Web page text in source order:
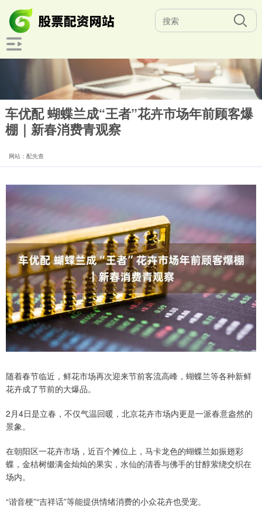
车优配 蝴蝶兰成“王者”花卉市场年前顾客爆
棚｜新春消费青观察
网站：配先查
随着春节临近，鲜花市场再次迎来节前客流高峰，蝴蝶兰等各种新鲜
花卉成了节前的大爆品。
2月4日是立春，不仅气温回暖，北京花卉市场内更是一派春意盎然的
景象。
在朝阳区一花卉市场，近百个摊位上，马卡龙色的蝴蝶兰如振翅彩
蝶，金桔树缀满金灿灿的果实，水仙的清香与佛手的甘醇萦绕交织在
场内。
“谐音梗”“吉祥话”等能提供情绪消费的小众花卉也受宠。